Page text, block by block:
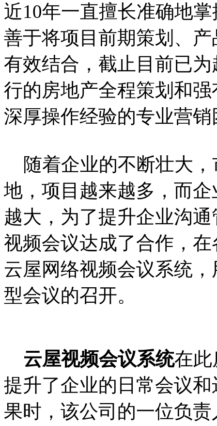
近10年一直擅长准确地
善于将项目前期策划、
有效结合，截止目前已
行的房地产全程策划和
深厚操作经验的专业营销
随着企业的不断壮大，
地，项目越来越多，而
越大，为了提升企业沟
视频会议达成了合作，
云屋网络视频会议系统
型会议的召开。
云屋视频会议系统在此
提升了企业的日常会议
果时，该公司的一位负